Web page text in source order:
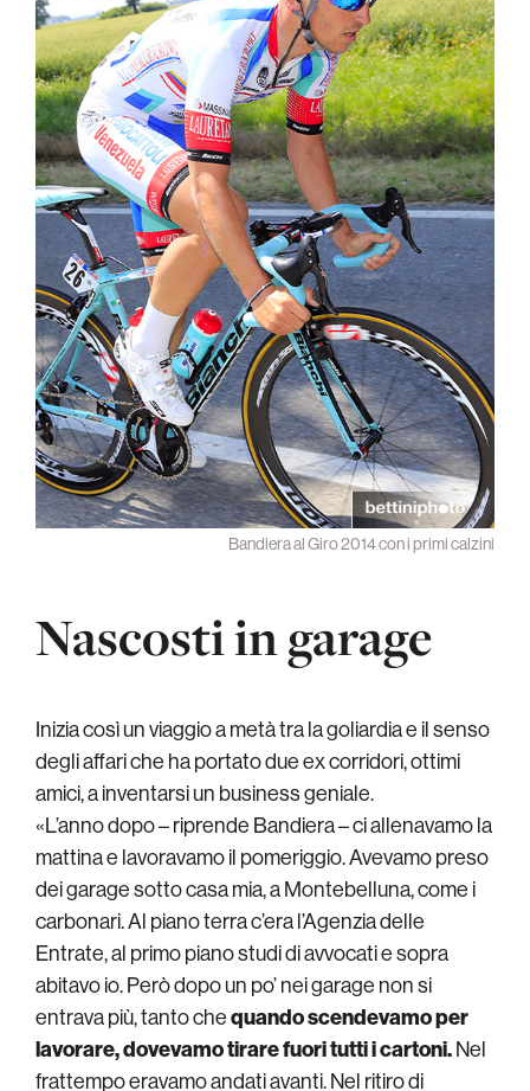
Bandiera al Giro 2014 con i primi calzini
Nascosti in garage
Inizia così un viaggio a metà tra la goliardia e il senso
degli affari che ha portato due ex corridori, ottimi
amici, a inventarsi un business geniale.
«L’anno dopo – riprende Bandiera – ci allenavamo la
mattina e lavoravamo il pomeriggio. Avevamo preso
dei garage sotto casa mia, a Montebelluna, come i
carbonari. Al piano terra c’era l’Agenzia delle
Entrate, al primo piano studi di avvocati e sopra
abitavo io. Però dopo un po’ nei garage non si
entrava più, tanto chequando scendevamo per
lavorare, dovevamo tirare fuori tutti i cartoni.Nel
frattempo eravamo andati avanti. Nel ritiro di